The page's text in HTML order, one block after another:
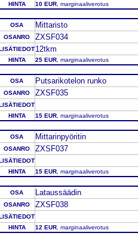
HINTA 10 EUR , marginaaliverotus
OSA Mittaristo
OSANRO ZXSF034
12tkm
HINTA 25 EUR , marginaaliverotus
OSA Putsarikotelon runko
OSANRO ZXSF035
HINTA
15 EUR , marginaaliverotus
OSA Mittarinpyöritin
OSANRO ZXSF037
HINTA
15 EUR , marginaaliverotus
OSA Lataussäädin
OSANRO ZXSF038
HINTA
12 EUR , marginaaliverotus